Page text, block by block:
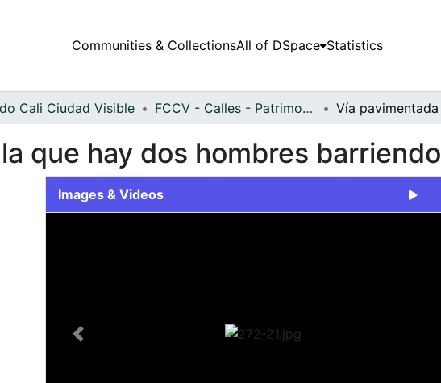
Communities & CollectionsAll of DSpace Statistics
Cali Ciudad Visible FCCV - Calles - Patrimonial
que hay dos hombres barriendo
Images & Videos
Previous